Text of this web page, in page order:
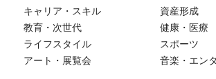
キャリア・スキル
資産形成
教育・次世代
健康・医療
ライフスタイル
スポーツ
アート・展覧会
音楽・エン